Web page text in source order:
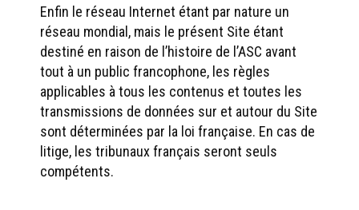
Enfin le réseau Internet étant par nature un
réseau mondial, mais le présent Site étant
destiné en raison de l’histoire de l’ASC avant
tout à un public francophone, les règles
applicables à tous les contenus et toutes les
transmissions de données sur et autour du Site
sont déterminées par la loi française. En cas de
litige, les tribunaux français seront seuls
compétents.